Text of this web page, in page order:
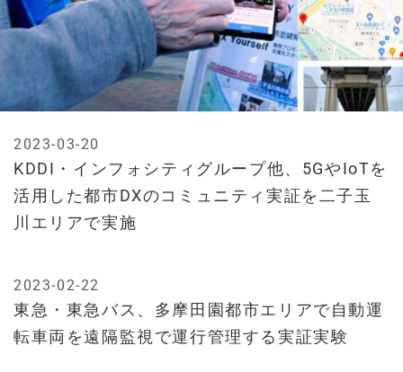
KDDI・インフォシティグループ他、5GやIoTを
活用した都市DXのコミュニティ実証を二子玉
川エリアで実施
2023-03-20
東急・東急バス、多摩田園都市エリアで自動運
転車両を遠隔監視で運行管理する実証実験
2023-02-22